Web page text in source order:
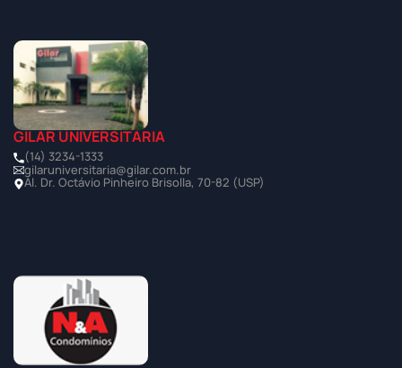
GILAR UNIVERSITÁRIA
(14) 3234-1333
gilaruniversitaria@gilar.com.br
Al. Dr. Octávio Pinheiro Brisolla, 70-82 (USP)